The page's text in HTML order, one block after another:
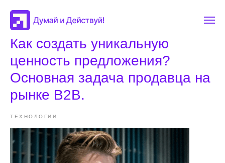
Как создать уникальную
ценность предложения?
Основная задача продавца на
рынке В2В.
ТЕХНОЛОГИИ